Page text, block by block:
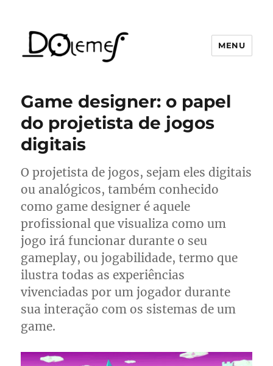
MENU
Game designer: o papel
do projetista de jogos
digitais
O projetista de jogos, sejam eles digitais
ou analógicos, também conhecido
como game designer é aquele
profissional que visualiza como um
jogo irá funcionar durante o seu
gameplay, ou jogabilidade, termo que
ilustra todas as experiências
vivenciadas por um jogador durante
sua interação com os sistemas de um
game.